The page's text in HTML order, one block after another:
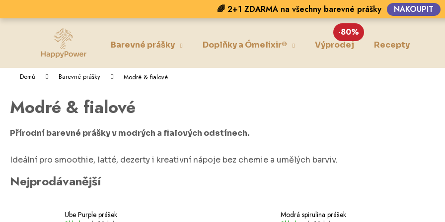
obsah
🌈 2+1 ZDARMA na všechny barevné prášky NAKOUPIT
Barevné prášky Doplňky a Ómelixir® Výprodej
-80%
Recepty
Domů Barevné prášky Modré & fialové
Modré & fialové
Přírodní barevné prášky v modrých a fialových odstínech.
Ideální pro smoothie, latté, dezerty i kreativní nápoje bez chemie a umělých barviv.
Nejprodávanější
Ube Purple prášek
Modrá spirulina prášek
o
obchodu
obchodu
Co potřebujete najít?